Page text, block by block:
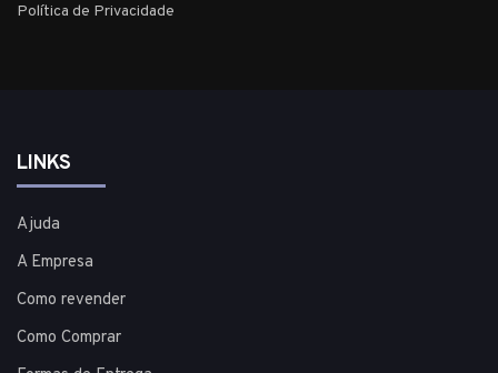
Política de Privacidade
LINKS
Ajuda
A Empresa
Como revender
Como Comprar